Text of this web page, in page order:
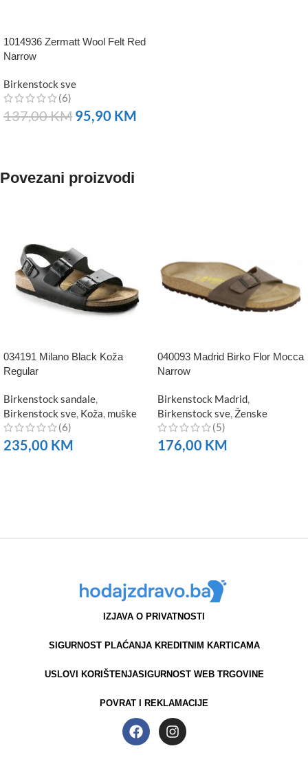
1014936 Zermatt Wool Felt Red
Narrow
Birkenstock sve
(6)
137,00KM 95,90 KM
Povezani proizvodi
034191 Milano Black Koža
Regular
Birkenstock sandale,
Birkenstock sve, Koža, muške
(6)
235,00 KM
040093 Madrid Birko Flor Mocca
Narrow
Birkenstock Madrid,
Birkenstock sve, Ženske
(5)
176,00 KM
IZJAVA O PRIVATNOSTI
SIGURNOST PLAĆANJA KREDITNIM KARTICAMA
USLOVI KORIŠTENJASIGURNOST WEB TRGOVINE
POVRAT I REKLAMACIJE